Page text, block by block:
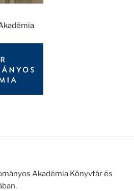
Akadémia Könyvtár és